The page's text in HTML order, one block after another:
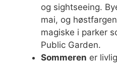
og sightseeing.
mai, og
magiske i parker
Public Garden.
Sommeren er